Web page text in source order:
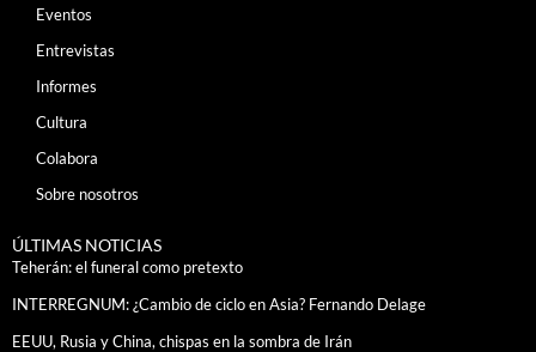
Eventos
Entrevistas
Informes
Cultura
Colabora
Sobre nosotros
ÚLTIMAS NOTICIAS
Teherán: el funeral como pretexto
INTERREGNUM: ¿Cambio de ciclo en Asia? Fernando Delage
EEUU, Rusia y China, chispas en la sombra de Irán